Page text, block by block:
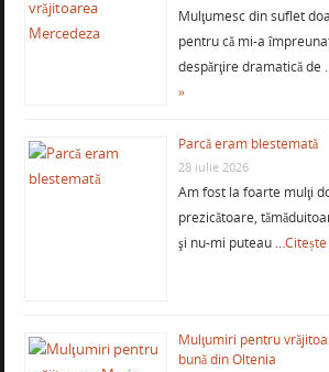
Mulţumesc din suflet
pentru că mi-a
despărţire dramatică de
»
Parcă eram blestemată
28 iulie 2026
Am fost la foarte mulţi
prezicătoare,
şi nu-mi puteau …
Mulţumiri pentru
bună din Oltenia